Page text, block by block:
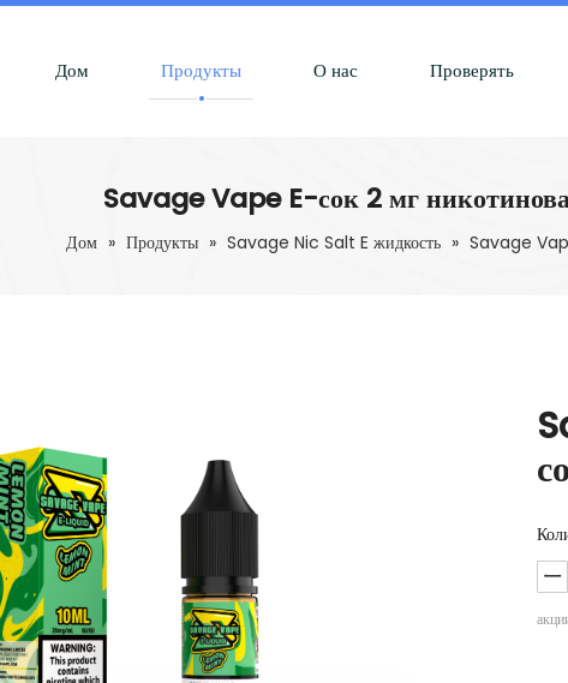
Дом Продукты О нас Проверять
Savage Vape E-сок 2 мг
Дом » Продукты » Savage Nic Salt E жидкость » Savage